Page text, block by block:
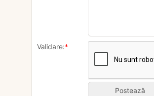
Validare:*